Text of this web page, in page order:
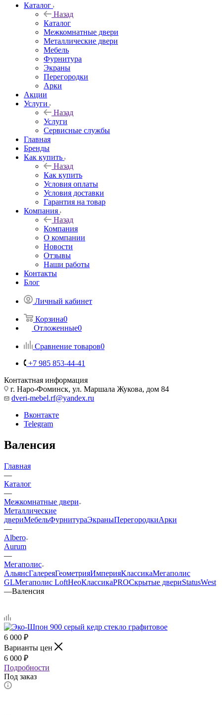
Каталог
Назад
Каталог
Межкомнатные двери
Металлические двери
Мебель
Фурнитура
Экраны
Перегородки
Арки
Акции
Услуги
Назад
Услуги
Сервисные службы
Главная
Бренды
Как купить
Назад
Как купить
Условия оплаты
Условия доставки
Гарантия на товар
Компания
Назад
Компания
О компании
Новости
Отзывы
Наши работы
Контакты
Блог
Личный кабинет
Корзина0
Отложенные0
Сравнение товаров0
+7 985 853-44-41
Контактная информация
г. Наро-Фоминск, ул. Маршала Жукова, дом 84
dveri-mebel.rf@yandex.ru
Вконтакте
Telegram
Валенсия
Главная
—
Каталог
—
Межкомнатные двери
Металлические
двериМебельФурнитураЭкраныПерегородкиАрки
—
Albero
Aurum
—
Мегаполис
АльянсГалереяГеометрияИмперияКлассикаМегаполис
GLМегаполис LoftНеоКлассикаPROСкрытые двериStatusWest
—Валенсия
6 000 ₽
Варианты цен
6 000 ₽
Подробности
Под заказ